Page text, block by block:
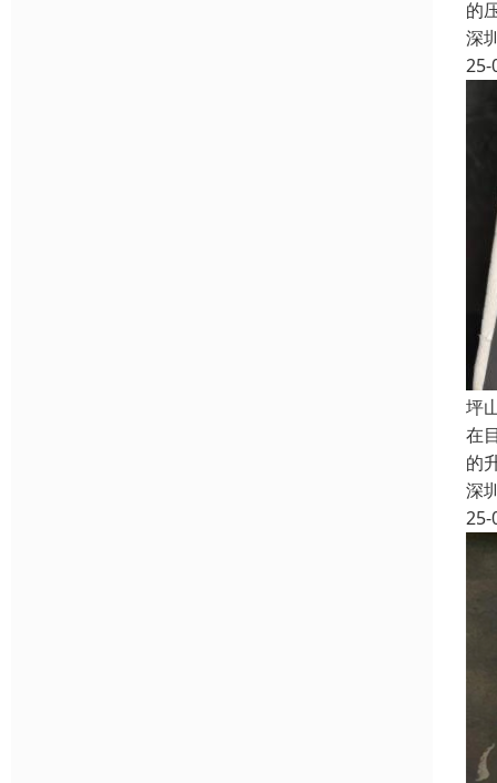
的
深
25-
坪
在
的
深
25-